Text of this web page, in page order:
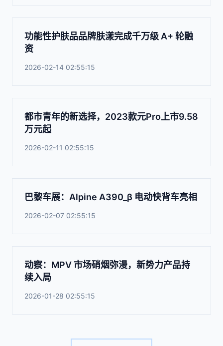
功能性护肤品品牌肤漾完成千万级 A+ 轮融
资
2026-02-14 02:55:15
都市青年的新选择，2023款元Pro上市9.58
万元起
2026-02-11 02:55:15
巴黎车展：Alpine A390_β 电动快背车亮相
2026-02-07 02:55:15
动察：MPV 市场硝烟弥漫，新势力产品持
续入局
2026-01-28 02:55:15